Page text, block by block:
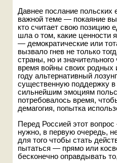
Давнее послание польских
важной теме — покаяние
кто считает свою позицию
шла о том, какие
— демократические или
вызвало гнев не только
страны, но и
время войны своих родных
году альтернативный
существенную поддержку в
сильнейшим эмоциям
потребовалось время,
демагогия, попытка
Перед Россией этот
нужно, в первую очередь,
для того чтобы стать
пытаться — прямо или
бесконечно оправдывать